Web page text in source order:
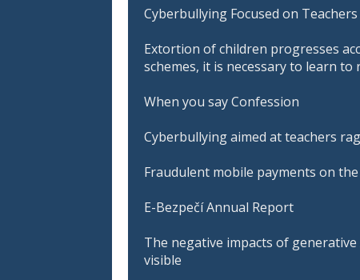
Cyberbullying Focused on
Extortion of children progresses
schemes, it is necessary to learn to
When you say Confession
Cyberbullying aimed at teachers
Fraudulent mobile payments on
E-Bezpečí Annual Report
The negative impacts of
visible